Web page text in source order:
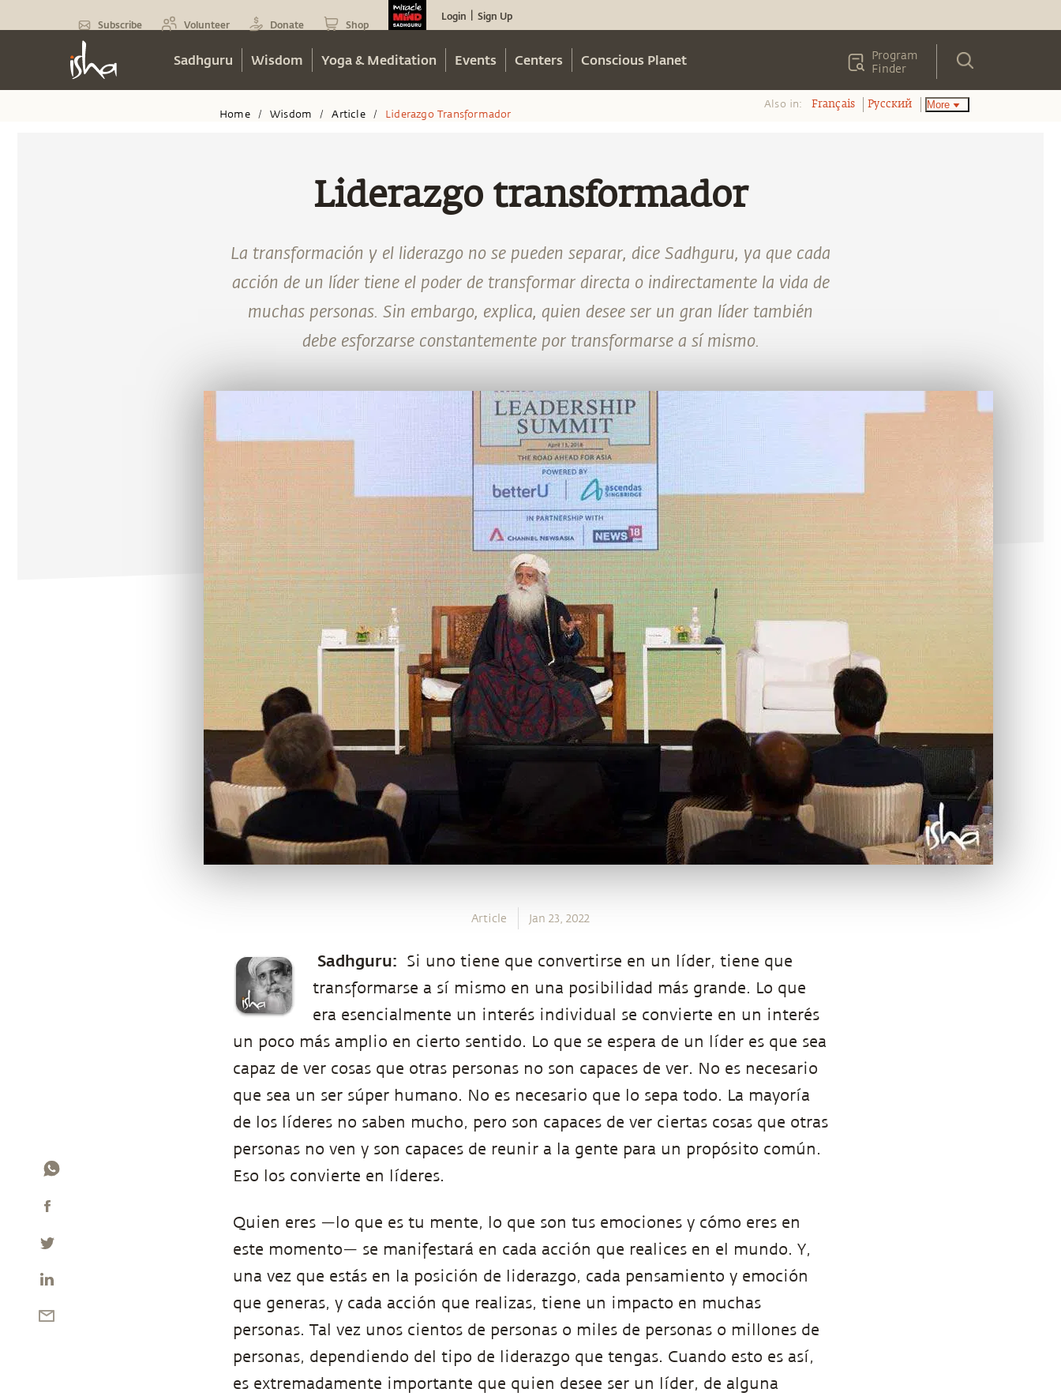
Subscribe Volunteer Donate Shop
Login Sign Up
Sadhguru Wisdom Yoga & Meditation Events Centers Conscious Planet
Program
Finder
Home / Wisdom / Article / Liderazgo Transformador
Also in: Français Pусский More
Liderazgo transformador
La transformación y el liderazgo no se pueden separar, dice Sadhguru, ya que cada
acción de un líder tiene el poder de transformar directa o indirectamente la vida de
muchas personas. Sin embargo, explica, quien desee ser un gran líder también
debe esforzarse constantemente por transformarse a sí mismo.
Article Jan 23, 2022
Sadhguru: Si uno tiene que convertirse en un líder, tiene que
transformarse a sí mismo en una posibilidad más grande. Lo que
era esencialmente un interés individual se convierte en un interés
un poco más amplio en cierto sentido. Lo que se espera de un líder es que sea
capaz de ver cosas que otras personas no son capaces de ver. No es necesario
que sea un ser súper humano. No es necesario que lo sepa todo. La mayoría
de los líderes no saben mucho, pero son capaces de ver ciertas cosas que otras
personas no ven y son capaces de reunir a la gente para un propósito común.
Eso los convierte en líderes.
Quien eres —lo que es tu mente, lo que son tus emociones y cómo eres en
este momento— se manifestará en cada acción que realices en el mundo. Y,
una vez que estás en la posición de liderazgo, cada pensamiento y emoción
que generas, y cada acción que realizas, tiene un impacto en muchas
personas. Tal vez unos cientos de personas o miles de personas o millones de
personas, dependiendo del tipo de liderazgo que tengas. Cuando esto es así,
es extremadamente importante que quien desee ser un líder, de alguna